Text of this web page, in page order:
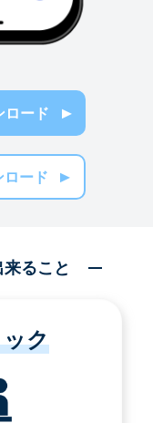
ード
ード
ること
ク